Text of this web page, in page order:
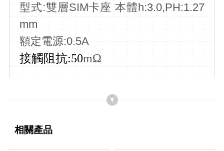
型式:雙層SIM卡座 本體h:3.0,PH:1.27
mm
額定電源:0.5A
接觸阻抗:50mΩ
相關產品